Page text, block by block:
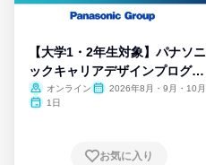
【大学1・2年生対象】パナソニ
ックキャリアデザインプログラ
ム
オンライン
2026年8月・9月・10月
1日
お気に入り